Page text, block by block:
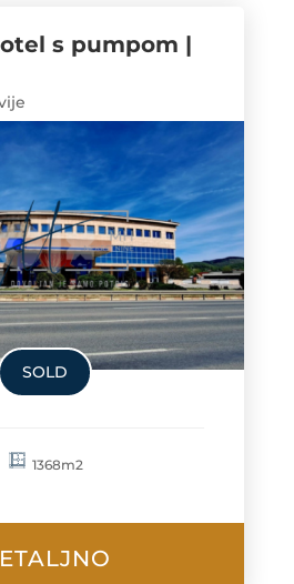
s pumpom |
SOLD
1368m2